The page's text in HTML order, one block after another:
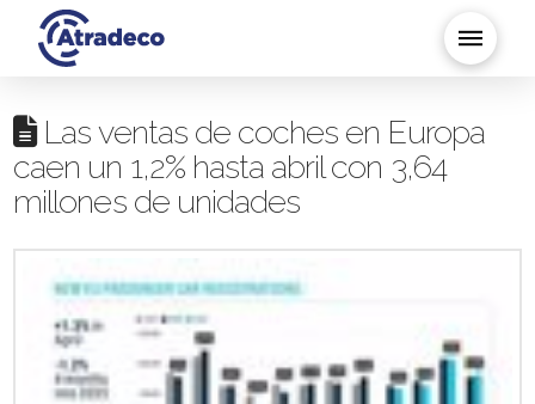
Las ventas de coches en Europa
caen un 1,2% hasta abril con 3,64
millones de unidades